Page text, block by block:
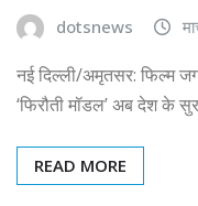
dotsnews
नई दिल्ली/अमृतसर: फिल्म
‘फिरौती मॉडल’ अब देश के
READ MORE